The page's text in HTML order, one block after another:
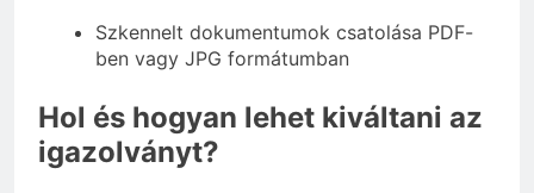
Szkennelt dokumentumok csatolása PDF-
ben vagy JPG formátumban
Hol és hogyan lehet kiváltani az
igazolványt?